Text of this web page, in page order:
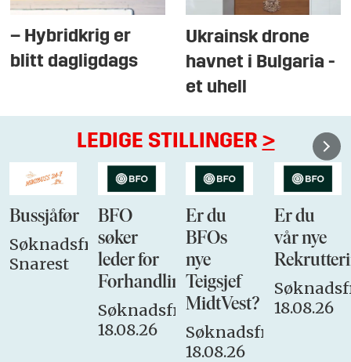
regionhovedstaden Mekele i desember
2020.
Det kom en rekke meldinger og rapporter
om massakrer og massevoldtekter fra
tiden etter.
I fjor sommer gjenerobret TPLF Mekele.
Kampene har siden spredt seg til
naboregionene Afar og Amhara.
FNadvarerom at flere millioner mennesker i
Tigray er rammet av ekstrem matmangel.
Abiys regjering beskyldes for hindre
leveranser av nødhjelp til regionen.
– Hybridkrig er
blitt dagligdags
Ukrainsk drone
havnet i Bulgaria -
et uhell
LEDIGE STILLINGER >
Bussjåfør
Søknadsfrist:
Snarest
BFO
søker
leder for
Forhandlingsutvalget
Søknadsfrist:
18.08.26
Er du
BFOs
nye
Teigsjef
MidtVest?
Søknadsfrist:
18.08.26
Er du
vår nye
18.08.26